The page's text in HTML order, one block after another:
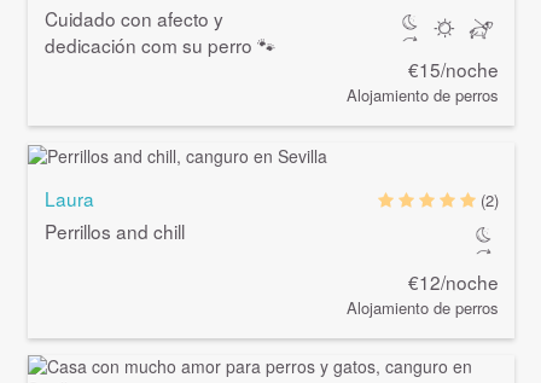
Cuidado con afecto y
dedicación com su perro 🐾
€15/noche
Alojamiento de perros
Laura
Perrillos and chill
(2)
€12/noche
Alojamiento de perros